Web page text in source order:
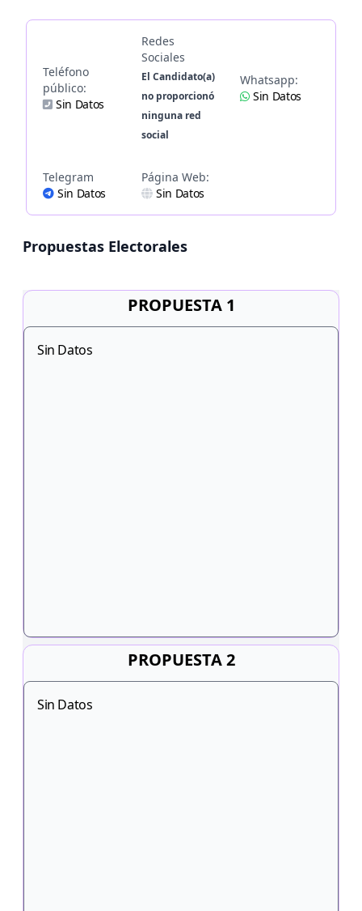
Teléfono
público:
Sin Datos
Redes
Sociales
El Candidato(a)
no proporcionó
ninguna red
social
Whatsapp:
Sin Datos
Telegram
Sin Datos
Página Web:
Sin Datos
Propuestas Electorales
PROPUESTA 1
Sin Datos
PROPUESTA 2
Sin Datos